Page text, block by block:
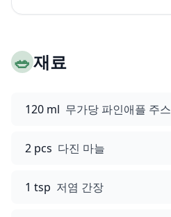
🥗재료
120 ml 무가당 파인애플 주스
2 pcs 다진 마늘
1 tsp 저염 간장